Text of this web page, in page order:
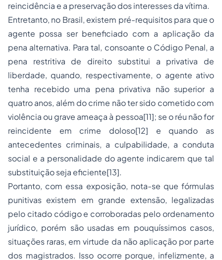
reincidência e a preservação dos interesses da vítima.
Entretanto, no Brasil, existem pré-requisitos para que o
agente possa ser beneficiado com a aplicação da
pena alternativa. Para tal, consoante o Código Penal, a
pena restritiva de direito substitui a privativa de
liberdade, quando, respectivamente, o agente ativo
tenha recebido uma pena privativa não superior a
quatro anos, além do crime não ter sido cometido com
violência ou grave ameaça à pessoa[11]; se o réu não for
reincidente em crime doloso[12] e quando as
antecedentes criminais, a culpabilidade, a conduta
social e a personalidade do agente indicarem que tal
substituição seja eficiente[13].
Portanto, com essa exposição, nota-se que fórmulas
punitivas existem em grande extensão, legalizadas
pelo citado código e corroboradas pelo ordenamento
jurídico, porém são usadas em pouquíssimos casos,
situações raras, em virtude da não aplicação por parte
dos magistrados. Isso ocorre porque, infelizmente, a